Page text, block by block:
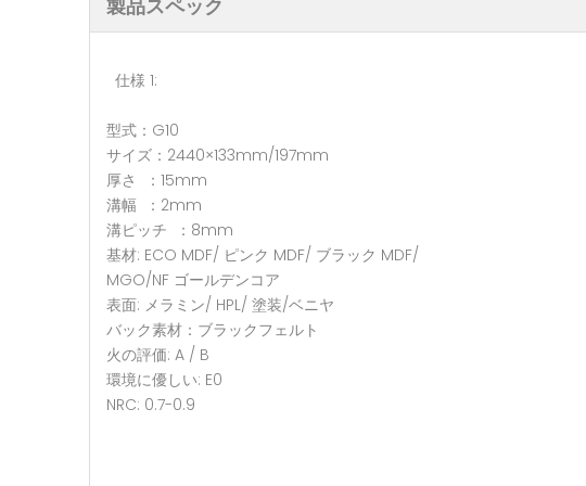
製品スペック
仕様 1:
型式：G10
サイズ：2440×133mm/197mm
厚さ ：15mm
溝幅 ：2mm
溝ピッチ ：8mm
基材: ECO MDF/ ピンク MDF/ ブラック MDF/
MGO/NF ゴールデンコア
表面: メラミン/ HPL/ 塗装/ベニヤ
バック素材：ブラックフェルト
火の評価: A / B
環境に優しい: E0
NRC: 0.7-0.9